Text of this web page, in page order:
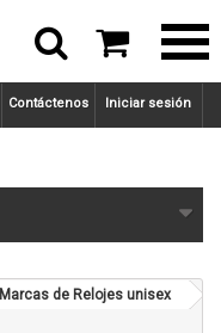
Iniciar sesión
Contáctenos
Marcas de Relojes unisex
 
